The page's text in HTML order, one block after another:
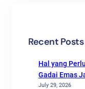
Recent Posts
Hal yang
Gadai Emas
July 29, 2026